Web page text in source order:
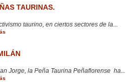
TAURINAS.
taurino, en ciertos sectores de la...
Jorge, la Peña Taurina Peñaflorense ha...